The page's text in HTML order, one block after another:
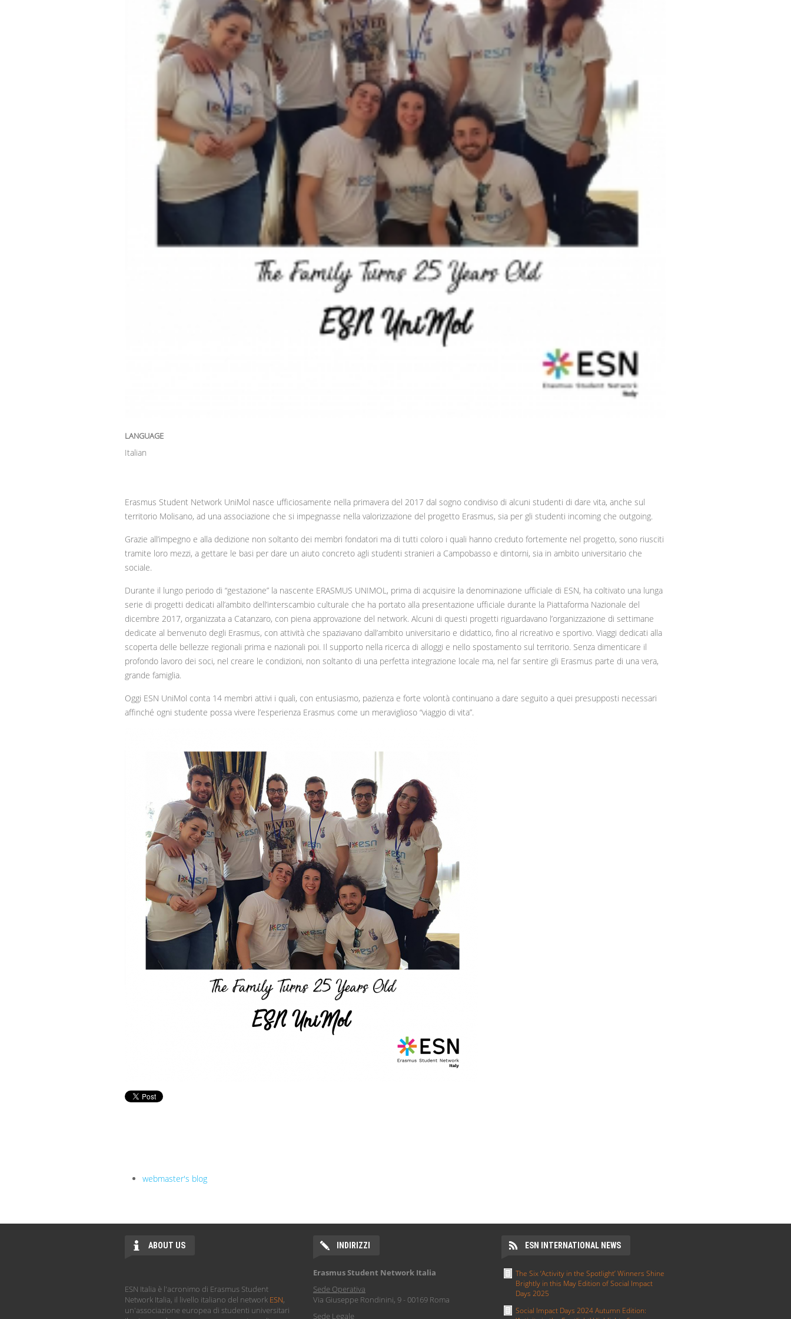
LANGUAGE
Italian
Erasmus Student Network UniMol nasce ufficiosamente nella primavera del 2017 dal sogno condiviso di alcuni studenti di dare vita, anche sul
territorio Molisano, ad una associazione che si impegnasse nella valorizzazione del progetto Erasmus, sia per gli studenti incoming che outgoing.
Grazie all’impegno e alla dedizione non soltanto dei membri fondatori ma di tutti coloro i quali hanno creduto fortemente nel progetto, sono riusciti
tramite loro mezzi, a gettare le basi per dare un aiuto concreto agli studenti stranieri a Campobasso e dintorni, sia in ambito universitario che
sociale.
Durante il lungo periodo di “gestazione” la nascente ERASMUS UNIMOL, prima di acquisire la denominazione ufficiale di ESN, ha coltivato una lunga
serie di progetti dedicati all’ambito dell’interscambio culturale che ha portato alla presentazione ufficiale durante la Piattaforma Nazionale del
dicembre 2017, organizzata a Catanzaro, con piena approvazione del network. Alcuni di questi progetti riguardavano l’organizzazione di settimane
dedicate al benvenuto degli Erasmus, con attività che spaziavano dall’ambito universitario e didattico, fino al ricreativo e sportivo. Viaggi dedicati alla
scoperta delle bellezze regionali prima e nazionali poi. Il supporto nella ricerca di alloggi e nello spostamento sul territorio. Senza dimenticare il
profondo lavoro dei soci, nel creare le condizioni, non soltanto di una perfetta integrazione locale ma, nel far sentire gli Erasmus parte di una vera,
grande famiglia.
Oggi ESN UniMol conta 14 membri attivi i quali, con entusiasmo, pazienza e forte volontà continuano a dare seguito a quei presupposti necessari
affinché ogni studente possa vivere l’esperienza Erasmus come un meraviglioso “viaggio di vita”.
webmaster's blog
ABOUT US
ESN Italia è l'acronimo di Erasmus Student
Network Italia, il livello italiano del network ESN,
un'associazione europea di studenti universitari
INDIRIZZI
Erasmus Student Network Italia
Sede Operativa
Via Giuseppe Rondinini, 9 - 00169 Roma
Sede Legale
ESN INTERNATIONAL NEWS
The Six ‘Activity in the Spotlight’ Winners Shine
Brightly in this May Edition of Social Impact
Days 2025
Social Impact Days 2024 Autumn Edition: